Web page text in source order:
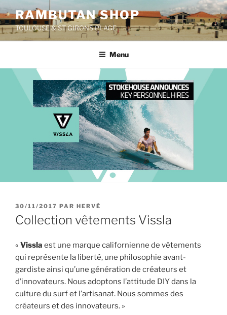
Aller
au
contenu
principal
RAMBUTAN SHOP
TOULOUSE & ST GIRONS PLAGE
Menu
PUBLIÉ
LE
30/11/2017 PAR HERVÉ
Collection vêtements Vissla
« Vissla est une marque californienne de vêtements
qui représente la liberté, une philosophie avant-
gardiste ainsi qu’une génération de créateurs et
d’innovateurs. Nous adoptons l’attitude DIY dans la
culture du surf et l’artisanat. Nous sommes des
créateurs et des innovateurs. »